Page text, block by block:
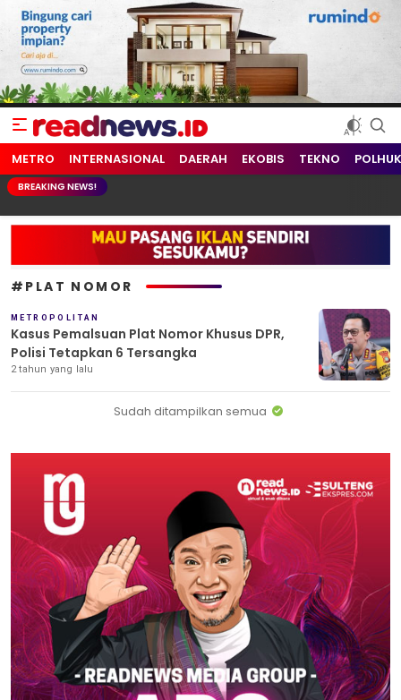
readnews.id
Berita Terkini, Update Terbaru Hari ini dari Indonesia dan Dunia
METRO INTERNASIONAL DAERAH EKOBIS TEKNO
BREAKING NEWS!
#PLAT NOMOR
METROPOLITAN
Kasus Pemalsuan Plat Nomor Khusus DPR,
Polisi Tetapkan 6 Tersangka
2 tahun yang lalu
Sudah ditampilkan semua